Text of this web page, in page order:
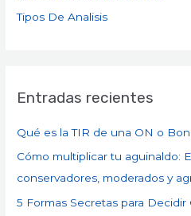
Tipos De Analisis
Entradas recientes
Qué es la TIR de una ON o
Cómo multiplicar tu aguinaldo:
conservadores, moderados y
5 Formas Secretas para